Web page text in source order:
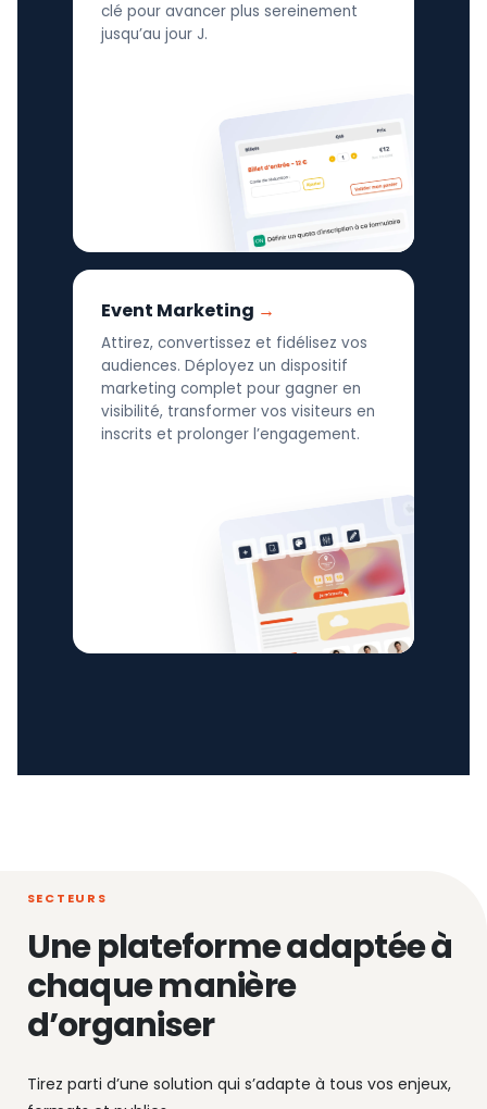
clé pour avancer plus sereinement
jusqu’au jour J.
Event Marketing
Attirez, convertissez et fidélisez vos
audiences. Déployez un dispositif
marketing complet pour gagner en
visibilité, transformer vos visiteurs en
inscrits et prolonger l’engagement.
SECTEURS
Une plateforme adaptée à
chaque manière
d’organiser
Tirez parti d’une solution qui s’adapte à tous vos enjeux,